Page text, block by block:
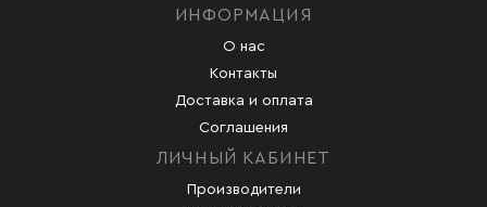
ИНФОРМАЦИЯ
О нас
Контакты
Доставка и оплата
Соглашения
ЛИЧНЫЙ КАБИНЕТ
Производители